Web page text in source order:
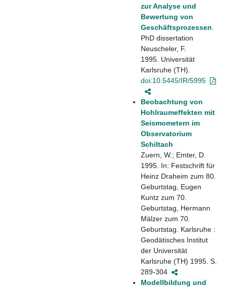
zur Analyse und
Bewertung von
Geschäftsprozessen
PhD dissertation
Neuscheler, F.
1995. Universität
Karlsruhe (TH).
doi:10.5445/IR/5995
Beobachtung von
Hohlraumeffekten mit
Seismometern im
Observatorium
Schiltach
Zuern, W.; Emter, D.
1995. In: Festschrift für
Heinz Draheim zum 80.
Geburtstag, Eugen
Kuntz zum 70.
Geburtstag, Hermann
Mälzer zum 70.
Geburtstag. Karlsruhe :
Geodätisches Institut
der Universität
Karlsruhe (TH) 1995. S.
289-304
Modellbildung und